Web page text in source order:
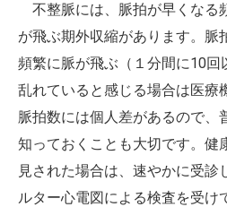
不整脈には、脈拍が早くなる
が飛ぶ期外収縮があります。脈
頻繁に脈が飛ぶ（１分間に10回
乱れていると感じる場合は医療
脈拍数には個人差があるので、
知っておくことも大切です。健
見された場合は、速やかに受診
ルター心電図による検査を受け